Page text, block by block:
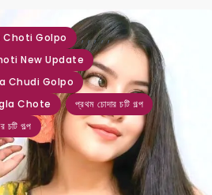
Choti Golpo ,
New Update
,
Chudi Golpo
,
Chote
,
প্রথম চোদার চটি গল্প
,
চটি গল্প